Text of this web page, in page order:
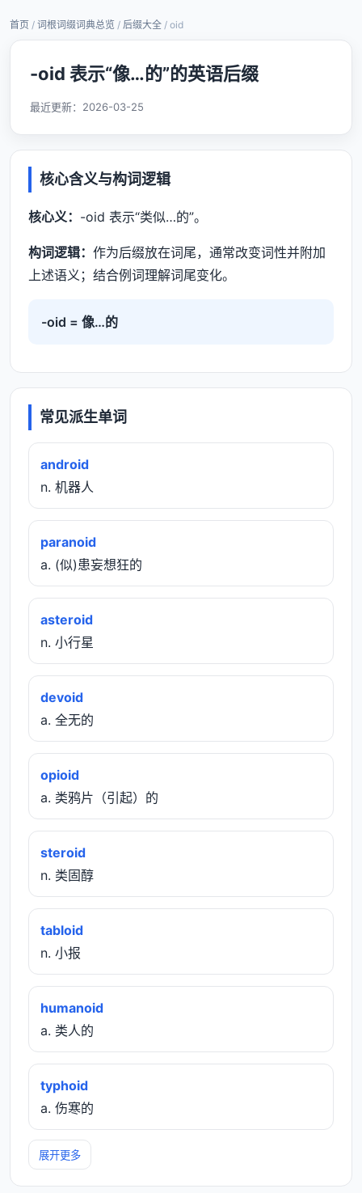
首页 / 词根词缀词典总览 / 后缀大全 / oid
-oid 表示“像…的”的英语后缀
最近更新： 2026-03-25
核心含义与构词逻辑
核心义： -oid 表示“类似…的”。
构词逻辑： 作为后缀放在词尾，通常改变词性并附加
上述语义；结合例词理解词尾变化。
-oid = 像…的
常见派生单词
android
n. 机器人
paranoid
a. (似)患妄想狂的
asteroid
n. 小行星
devoid
a. 全无的
opioid
a. 类鸦片（引起）的
steroid
n. 类固醇
tabloid
n. 小报
humanoid
a. 类人的
typhoid
a. 伤寒的
展开更多